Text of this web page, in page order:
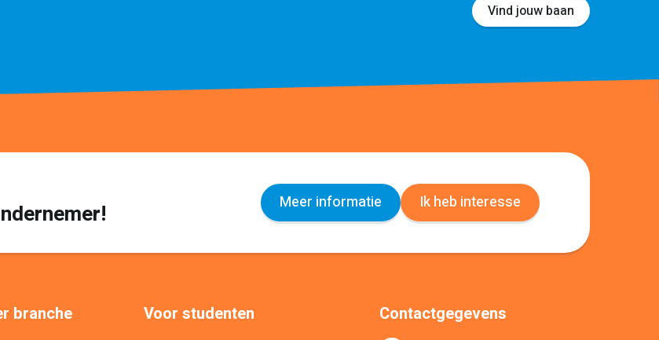
Vind jouw baan
Meer informatie Ik heb interesse
branche Voor studenten Contactgegevens